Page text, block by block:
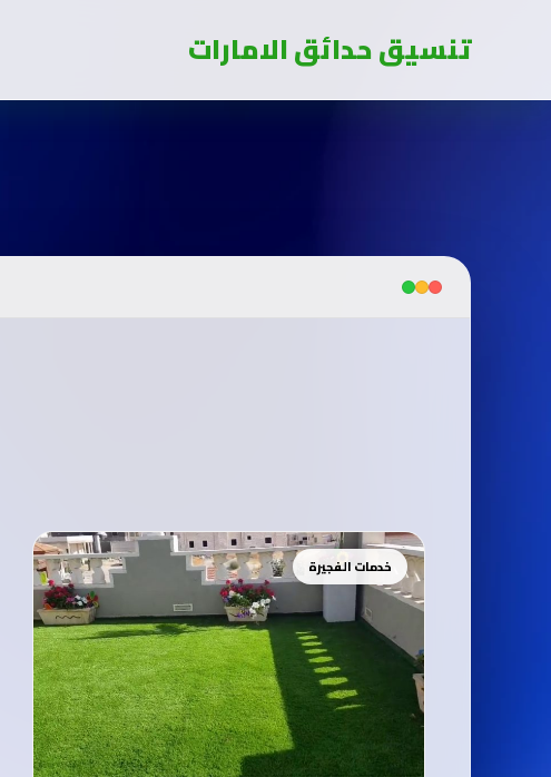
تنسيق حدائق الامارات
خدمات الفجيرة